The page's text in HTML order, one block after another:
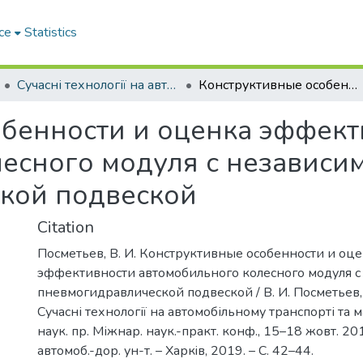
Statistics
Сучасні технології на автомобільному транспорті та машинобудуванні Конструктивные особенности и оценка эффективности автомобильного колесного модуля с независимой пневмогидравлической подвеской
и оценка
модуля с
подвеской
Citation
Посметьев, В. И. Конструктивные особенности и
эффективности автомобильного колесного модуля
пневмогидравлической подвеской / В. И.
Сучасні технології на автомобільному транспорті
наук. пр. Міжнар. наук.-практ. конф., 15–18 жовт.
автомоб.-дор. ун-т. – Харкiв, 2019. – С. 42–44.